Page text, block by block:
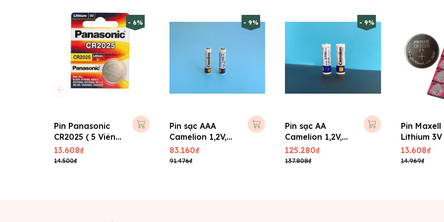
- 6%
Pin Panasonic
CR2025 ( 5 Viên/
Vĩ )
13.608₫
14.500₫
- 9%
Pin sạc AAA
Camelion 1,2V,
1100 mAh
83.160₫
91.476₫
- 9%
Pin sạc AA
Camelion 1,2V,
2700 mAh
125.280₫
137.808₫
Pin Maxell
Lithium 3V
Viên/ Vĩ)
13.608₫
14.969₫